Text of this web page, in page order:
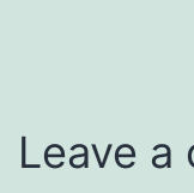
Leave a